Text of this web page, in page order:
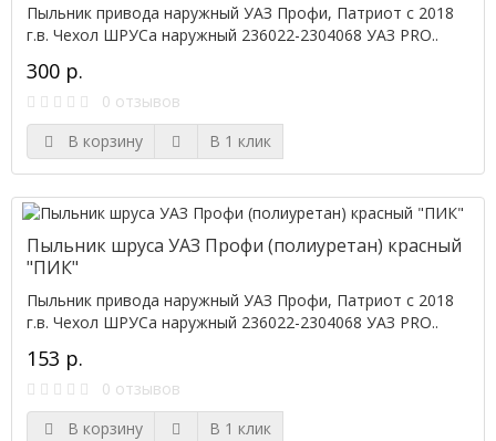
Пыльник привода наружный УАЗ Профи, Патриот с 2018
г.в. Чехол ШРУСа наружный 236022-2304068 УАЗ PRO..
300 р.
0 отзывов
В корзину
В 1 клик
Пыльник шруса УАЗ Профи (полиуретан) красный
"ПИК"
Пыльник привода наружный УАЗ Профи, Патриот с 2018
г.в. Чехол ШРУСа наружный 236022-2304068 УАЗ PRO..
153 р.
0 отзывов
В корзину
В 1 клик